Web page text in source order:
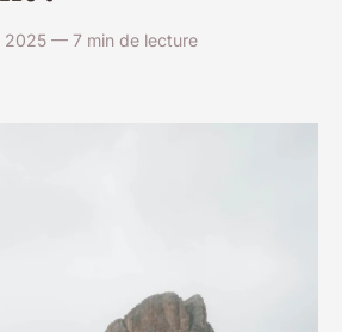
— 7 min de lecture